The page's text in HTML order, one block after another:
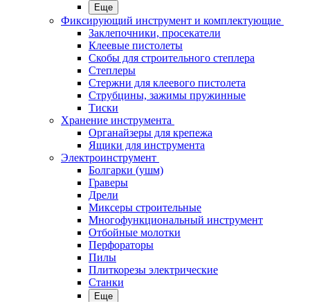
Еще
Фиксирующий инструмент и комплектующие
Заклепочники, просекатели
Клеевые пистолеты
Скобы для строительного степлера
Степлеры
Стержни для клеевого пистолета
Струбцины, зажимы пружинные
Тиски
Хранение инструмента
Органайзеры для крепежа
Ящики для инструмента
Электроинструмент
Болгарки (ушм)
Граверы
Дрели
Миксеры строительные
Многофункциональный инструмент
Отбойные молотки
Перфораторы
Пилы
Плиткорезы электрические
Станки
Еще